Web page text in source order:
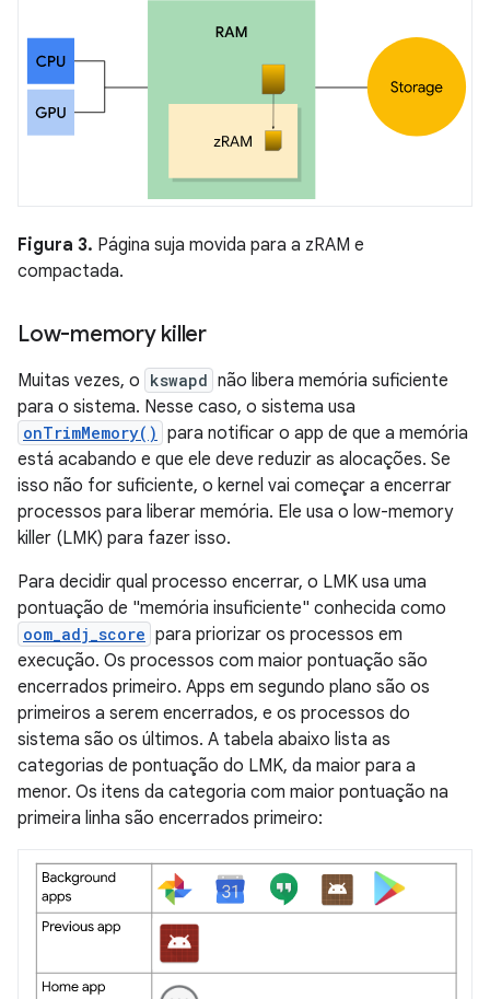
Figura 3. Página suja movida para a zRAM e
compactada.
Low-memory killer
Muitas vezes, o kswapd não libera memória suficiente
para o sistema. Nesse caso, o sistema usa
onTrimMemory() para notificar o app de que a memória
está acabando e que ele deve reduzir as alocações. Se
isso não for suficiente, o kernel vai começar a encerrar
processos para liberar memória. Ele usa o low-memory
killer (LMK) para fazer isso.
Para decidir qual processo encerrar, o LMK usa uma
pontuação de "memória insuficiente" conhecida como
oom_adj_score para priorizar os processos em
execução. Os processos com maior pontuação são
encerrados primeiro. Apps em segundo plano são os
primeiros a serem encerrados, e os processos do
sistema são os últimos. A tabela abaixo lista as
categorias de pontuação do LMK, da maior para a
menor. Os itens da categoria com maior pontuação na
primeira linha são encerrados primeiro: